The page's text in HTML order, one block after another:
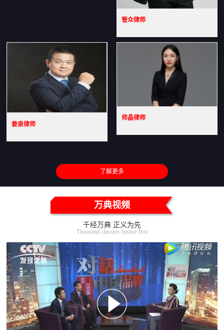
管众律师
姜泉律师
师晶律师
了解更多
万典视频
千经万典 正义为先
Thousand classics Justice first